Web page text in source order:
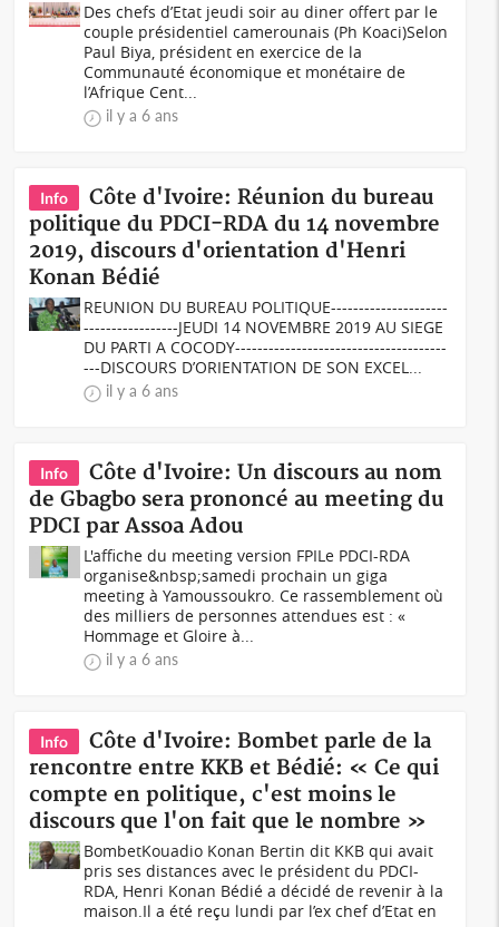
Des chefs d’Etat jeudi soir au diner offert par le
couple présidentiel camerounais (Ph Koaci)Selon
Paul Biya, président en exercice de la
Communauté économique et monétaire de
l’Afrique Cent...
il y a 6 ans
Info
Côte d'Ivoire: Réunion du bureau
politique du PDCI-RDA du 14 novembre
2019, discours d'orientation d'Henri
Konan Bédié
REUNION DU BUREAU POLITIQUE---------------------
-----------------JEUDI 14 NOVEMBRE 2019 AU SIEGE
DU PARTI A COCODY--------------------------------------
---DISCOURS D’ORIENTATION DE SON EXCEL...
il y a 6 ans
Info
Côte d'Ivoire: Un discours au nom
de Gbagbo sera prononcé au meeting du
PDCI par Assoa Adou
L'affiche du meeting version FPILe PDCI-RDA
organise&nbsp;samedi prochain un giga
meeting à Yamoussoukro. Ce rassemblement où
des milliers de personnes attendues est : «
Hommage et Gloire à...
il y a 6 ans
Info
Côte d'Ivoire: Bombet parle de la
rencontre entre KKB et Bédié: « Ce qui
compte en politique, c'est moins le
discours que l'on fait que le nombre »
BombetKouadio Konan Bertin dit KKB qui avait
pris ses distances avec le président du PDCI-
RDA, Henri Konan Bédié a décidé de revenir à la
maison.Il a été reçu lundi par l’ex chef d’Etat en